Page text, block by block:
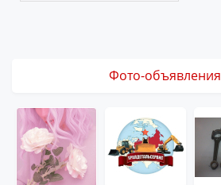
Фото-объявления